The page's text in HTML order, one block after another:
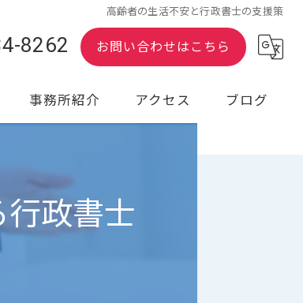
高齢者の生活不安と行政書士の支援策
8262 お問い合わせはこちら
事務所紹介 アクセス ブログ
政書士